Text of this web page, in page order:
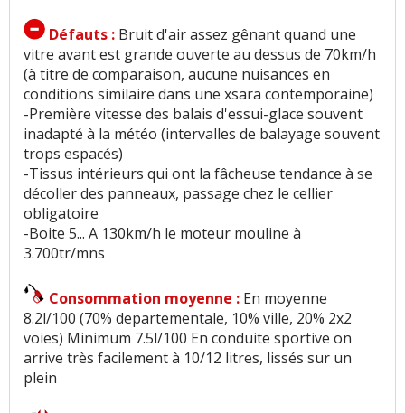
Défauts : Bruit d'air assez gênant quand une
vitre avant est grande ouverte au dessus de 70km/h
(à titre de comparaison, aucune nuisances en
conditions similaire dans une xsara contemporaine)
-Première vitesse des balais d'essui-glace souvent
inadapté à la météo (intervalles de balayage souvent
trops espacés)
-Tissus intérieurs qui ont la fâcheuse tendance à se
décoller des panneaux, passage chez le cellier
obligatoire
-Boite 5... A 130km/h le moteur mouline à
3.700tr/mns
Consommation moyenne : En moyenne
8.2l/100 (70% departementale, 10% ville, 20% 2x2
voies) Minimum 7.5l/100 En conduite sportive on
arrive très facilement à 10/12 litres, lissés sur un
plein